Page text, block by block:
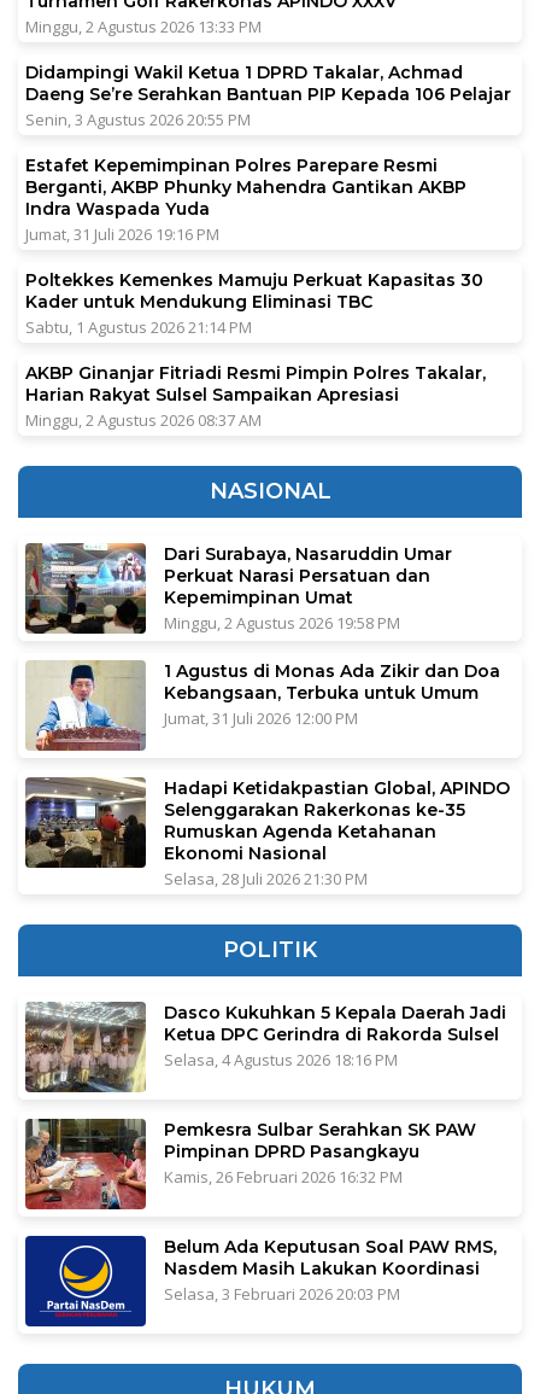
Minggu, 2 Agustus 2026 13:33 PM
Didampingi Wakil Ketua 1 DPRD Takalar, Achmad
Daeng Se’re Serahkan Bantuan PIP Kepada 106 Pelajar
Senin, 3 Agustus 2026 20:55 PM
Estafet Kepemimpinan Polres Parepare Resmi
Berganti, AKBP Phunky Mahendra Gantikan AKBP
Indra Waspada Yuda
Jumat, 31 Juli 2026 19:16 PM
Poltekkes Kemenkes Mamuju Perkuat Kapasitas 30
Kader untuk Mendukung Eliminasi TBC
Sabtu, 1 Agustus 2026 21:14 PM
AKBP Ginanjar Fitriadi Resmi Pimpin Polres Takalar,
Harian Rakyat Sulsel Sampaikan Apresiasi
Minggu, 2 Agustus 2026 08:37 AM
NASIONAL
Dari Surabaya, Nasaruddin Umar
Perkuat Narasi Persatuan dan
Kepemimpinan Umat
Minggu, 2 Agustus 2026 19:58 PM
1 Agustus di Monas Ada Zikir dan Doa
Kebangsaan, Terbuka untuk Umum
Jumat, 31 Juli 2026 12:00 PM
Hadapi Ketidakpastian Global, APINDO
Selenggarakan Rakerkonas ke-35
Rumuskan Agenda Ketahanan
Ekonomi Nasional
Selasa, 28 Juli 2026 21:30 PM
POLITIK
Dasco Kukuhkan 5 Kepala Daerah Jadi
Ketua DPC Gerindra di Rakorda Sulsel
Selasa, 4 Agustus 2026 18:16 PM
Pemkesra Sulbar Serahkan SK PAW
Pimpinan DPRD Pasangkayu
Kamis, 26 Februari 2026 16:32 PM
Belum Ada Keputusan Soal PAW RMS,
Nasdem Masih Lakukan Koordinasi
Selasa, 3 Februari 2026 20:03 PM